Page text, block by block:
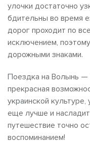
улочки достаточно
бдительны во время
дорог проходит по
исключением,
дорожными знаками.
Поездка на Волынь —
прекрасная
украинской
еще лучше и
путешествие точно
воспоминанием!